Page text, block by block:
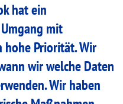
hat ein
mit
hohe Priorität. Wir
wir welche Daten
Wir haben